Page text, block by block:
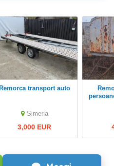
remorca transport auto
Simeria
3,000 EUR
Remorca transport